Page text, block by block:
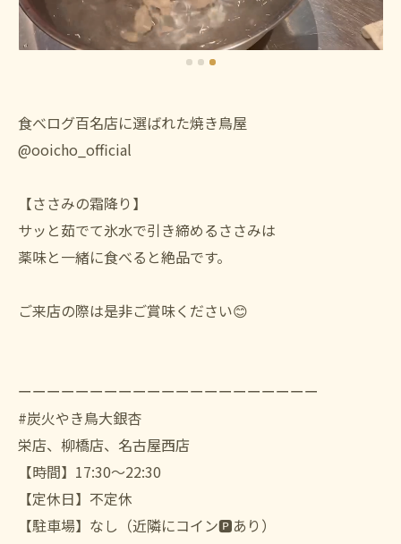
食べログ百名店に選ばれた焼き鳥屋
@ooicho_official
【ささみの霜降り】
サッと茹でて氷水で引き締めるささみは
薬味と一緒に食べると絶品です。
ご来店の際は是非ご賞味ください😊
ーーーーーーーーーーーーーーーーーーーーー
#炭火やき鳥大銀杏
栄店、柳橋店、名古屋西店
【時間】17:30〜22:30
【定休日】不定休
【駐車場】なし（近隣にコイン🅿️あり）